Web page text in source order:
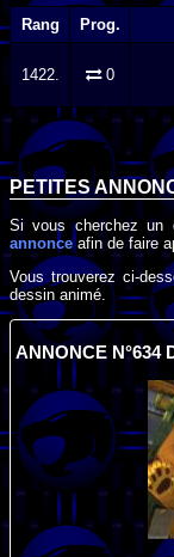
Rang Prog.
1422. 0
PETITES
Si vous cherchez un
annonceafin de faire
Vous trouverez ci-
dessin animé.
ANNONCE N°634